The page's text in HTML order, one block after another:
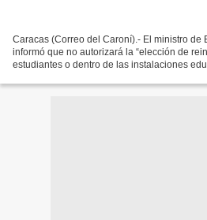
Caracas (Correo del Caroní).- El ministro de
informó que no autorizará la “elección de
estudiantes o dentro de las instalaciones